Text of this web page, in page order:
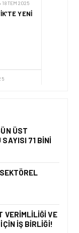
GÖK
ÜST
SAYISI 71 BINI
VERIMLILIĞI VE
İŞ BIRLIĞI!